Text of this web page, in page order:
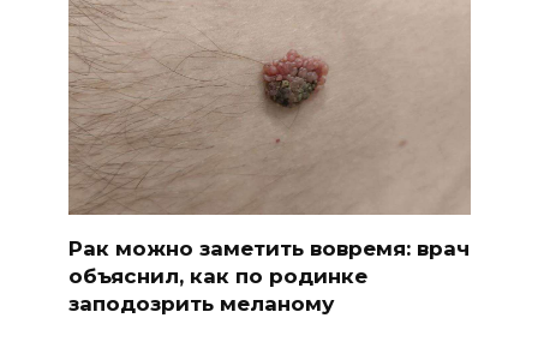
Рак можно заметить вовремя: врач
объяснил, как по родинке
заподозрить меланому